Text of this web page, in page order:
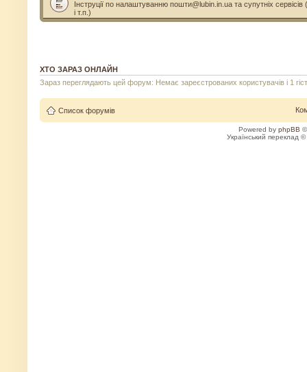
Інструції по налаштуванню пошти@lubin.in.ua та супутніх сервісів
і т.п.)
ХТО ЗАРАЗ ОНЛАЙН
Зараз переглядають цей форум: Немає зареєстрованих користувачів і 1
Список форумів
Powered by phpBB
Український переклад